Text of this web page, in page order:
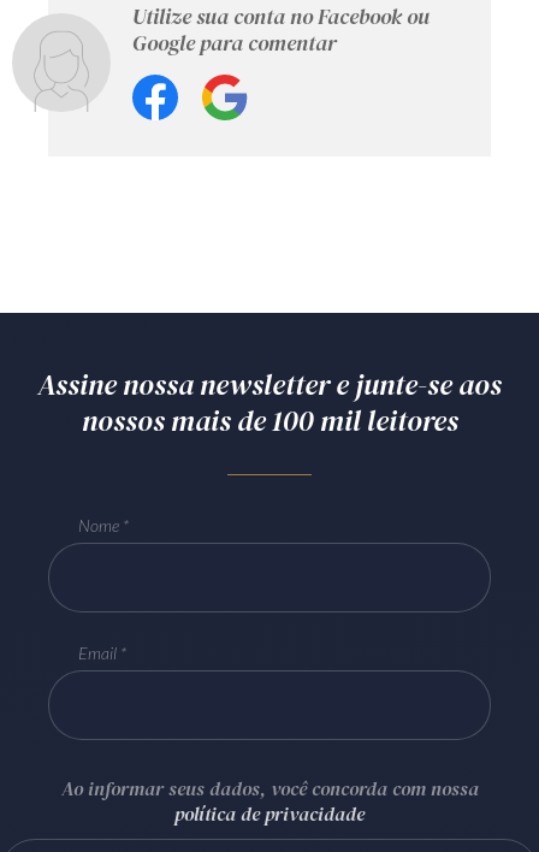
Utilize sua conta no Facebook ou
Google para comentar
Assine nossa newsletter e junte-se aos
nossos mais de 100 mil leitores
Nome
Email
Ao informar seus dados, você concorda com nossa
política de privacidade